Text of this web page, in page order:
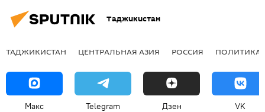
Таджикистан
ТАДЖИКИСТАН ЦЕНТРАЛЬНАЯ АЗИЯ РОССИЯ ПОЛИТИКА
Макс Telegram Дзен VK